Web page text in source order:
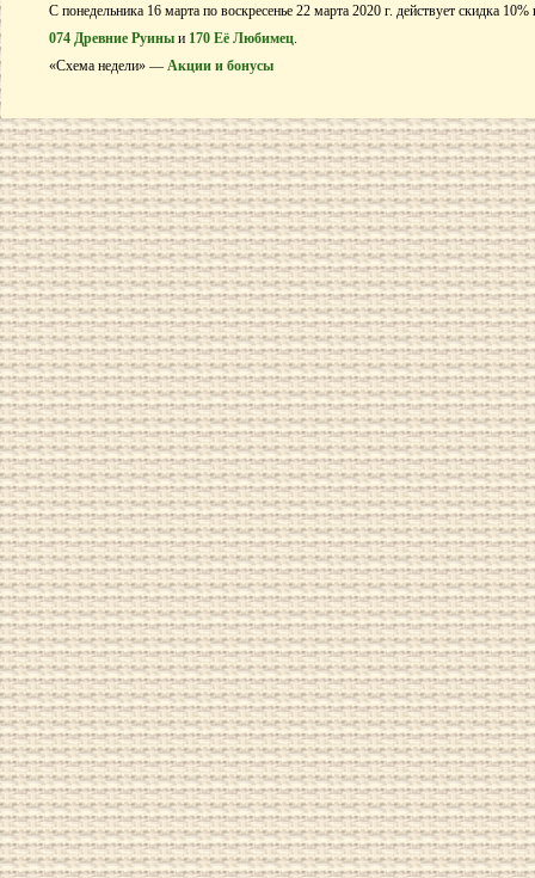
С понедельника 16 марта по воскресенье 22 марта 2020 г. действует скидка
074 Древние Руины и 170 Её Любимец.
«Схема недели» — Акции и бонусы